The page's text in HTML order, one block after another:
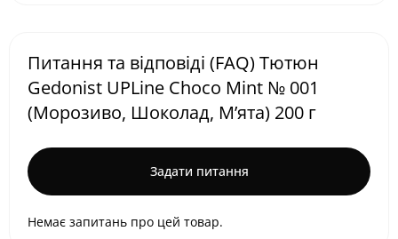
Питання та відповіді (FAQ) Тютюн
Gedonist UPLine Choco Mint № 001
(Морозиво, Шоколад, М’ята) 200 г
Задати питання
Немає запитань про цей товар.